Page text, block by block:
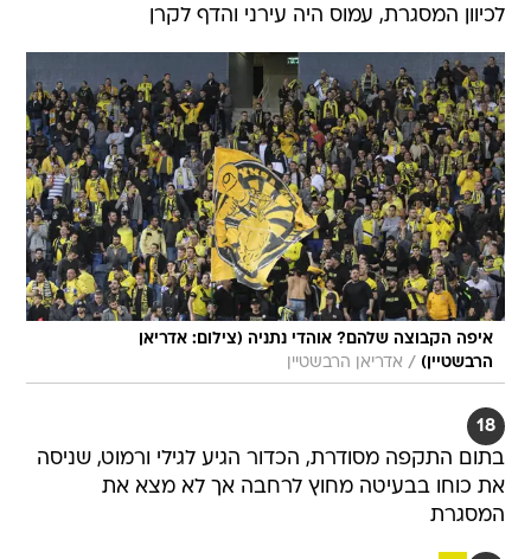
לכיוון המסגרת, עמוס היה עירני והדף לקרן
איפה הקבוצה שלהם? אוהדי נתניה (צילום: אדריאן
הרבשטיין) / אדריאן הרבשטיין
18
בתום התקפה מסודרת, הכדור הגיע לגילי ורמוט, שניסה
את כוחו בבעיטה מחוץ לרחבה אך לא מצא את
המסגרת